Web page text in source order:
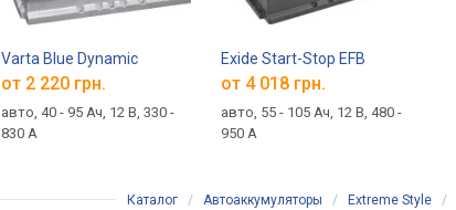
Varta Blue Dynamic
от 2 220 грн.
авто, 40 - 95 Ач, 12 В, 330 -
830 А
Exide Start-Stop EFB
от 4 018 грн.
авто, 55 - 105 Ач, 12 В, 480 -
950 А
Каталог / Автоаккумуляторы / Extreme Style /